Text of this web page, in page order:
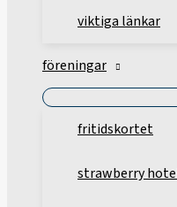
viktiga länkar
föreningar
fritidskortet
strawberry